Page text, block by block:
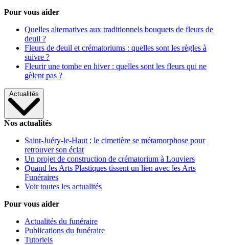
Pour vous aider
Quelles alternatives aux traditionnels bouquets de fleurs de
deuil ?
Fleurs de deuil et crématoriums : quelles sont les règles à
suivre ?
Fleurir une tombe en hiver : quelles sont les fleurs qui ne
gèlent pas ?
Actualités
Nos actualités
Saint-Juéry-le-Haut : le cimetière se métamorphose pour
retrouver son éclat
Un projet de construction de crématorium à Louviers
Quand les Arts Plastiques tissent un lien avec les Arts
Funéraires
Voir toutes les actualités
Pour vous aider
Actualités du funéraire
Publications du funéraire
Tutoriels